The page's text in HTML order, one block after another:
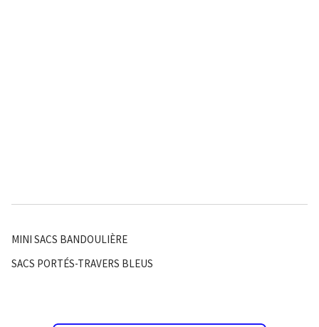
MINI SACS BANDOULIÈRE
SACS PORTÉS-TRAVERS BLEUS